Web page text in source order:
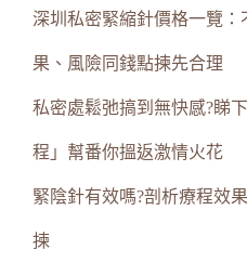
深圳私密緊縮針價格一覽：
果、風險同錢點揀先合理
私密處鬆弛搞到無快感?睇
程」幫番你搵返激情火花
緊陰針有效嗎?剖析療程效
揀